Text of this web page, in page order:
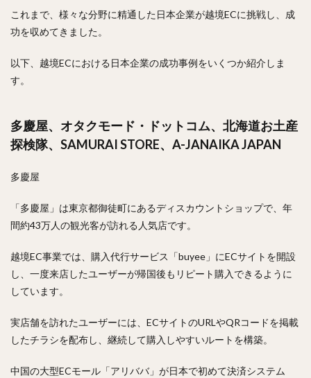
これまで、様々な分野に精通した日本企業が越境ECに挑戦し、成
功を収めてきました。
以下、越境ECにおける日本企業の成功事例をいくつか紹介しま
す。
多慶屋、オタクモード・ドットコム、北海道お土産
探検隊、SAMURAI STORE、A-JANAIKA JAPAN
多慶屋
「多慶屋」は東京都御徒町にあるディスカウントショップで、年
間約43万人の観光客が訪れる人気店です。
越境EC事業では、購入代行サービス「buyee」にECサイトを開設
し、一度来店したユーザーが帰国後もリピート購入できるように
しています。
実店舗を訪れたユーザーには、ECサイトのURLやQRコードを掲載
したチラシを配布し、継続して購入しやすいルートを構築。
中国の大型ECモール「アリババ」が日本で初めて決済システム